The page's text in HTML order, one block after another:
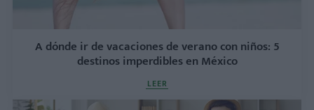
A dónde ir de vacaciones de verano con niños: 5
destinos imperdibles en México
LEER